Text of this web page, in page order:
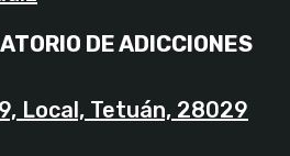
DE ADICCIONES
Local, Tetuán, 28029